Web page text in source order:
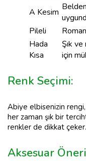
A Kesim
Pileli
Hada
Kısa
Şık
için
Renk Seçimi:
Abiye elbisenizin rengi,
her zaman şık bir
renkler de dikkat çeker.
Aksesuar